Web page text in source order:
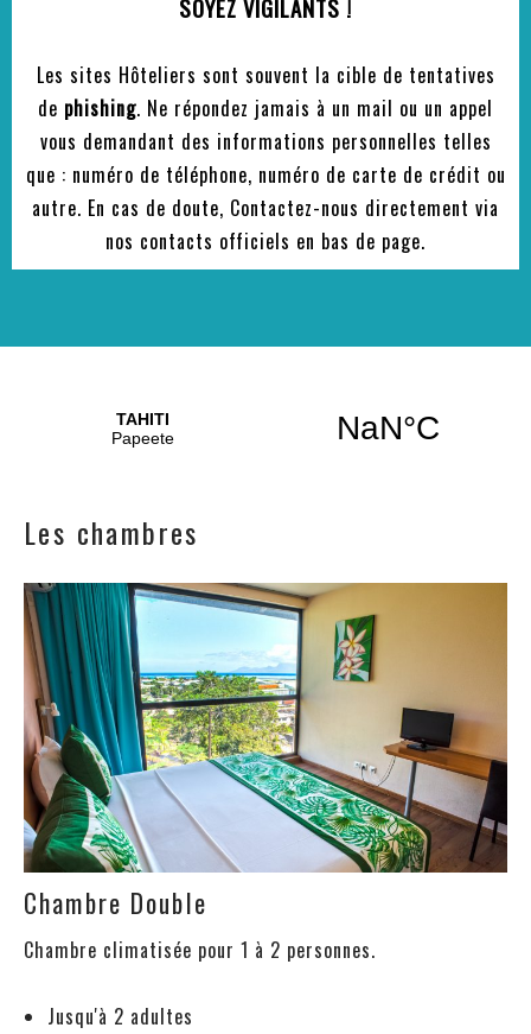
SOYEZ VIGILANTS !
Les sites Hôteliers sont souvent la cible de tentatives
de phishing. Ne répondez jamais à un mail ou un appel
vous demandant des informations personnelles telles
que : numéro de téléphone, numéro de carte de crédit ou
autre. En cas de doute, Contactez-nous directement via
nos contacts officiels en bas de page.
Les chambres
Chambre Double
Chambre climatisée pour 1 à 2 personnes.
Jusqu'à 2 adultes